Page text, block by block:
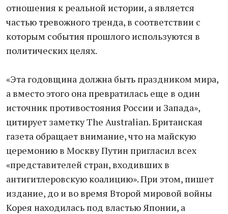
отношения к реальной истории, а является
частью тревожного тренда, в соответствии с
которым события прошлого используются в
политических целях.
«Эта годовщина должна быть праздником мира,
а вместо этого она превратилась еще в один
источник противостояния России и Запада»,
цитирует заметку The Australian. Британская
газета обращает внимание, что на майскую
церемонию в Москву Путин пригласил всех
«представителей стран, входивших в
антигитлеровскую коалицию». При этом, пишет
издание, до и во время Второй мировой войны
Корея находилась под властью Японии, а